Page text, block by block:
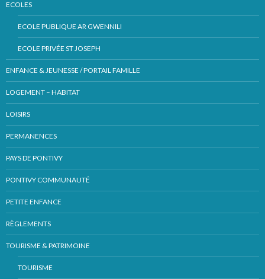
ECOLES
ECOLE PUBLIQUE AR GWENNILI
ECOLE PRIVÉE ST JOSEPH
ENFANCE & JEUNESSE / PORTAIL FAMILLE
LOGEMENT – HABITAT
LOISIRS
PERMANENCES
PAYS DE PONTIVY
PONTIVY COMMUNAUTÉ
PETITE ENFANCE
RÈGLEMENTS
TOURISME & PATRIMOINE
TOURISME